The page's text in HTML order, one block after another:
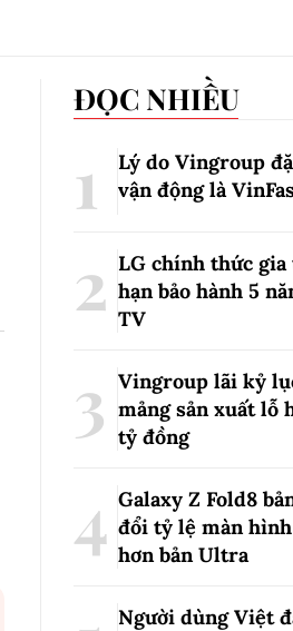
ĐỌC NHIỀU
Lý do Vingroup
vận động là
LG chính thức
hạn bảo hành 5
TV
Vingroup lãi kỷ
mảng sản xuất lỗ
tỷ đồng
Galaxy Z Fold8
đổi tỷ lệ màn
hơn bản Ultra
Người dùng Việt